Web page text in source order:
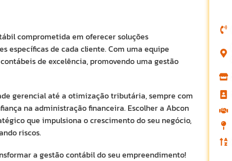
comprometida em oferecer soluções
específicas de cada cliente. Com uma equipe
de excelência, promovendo uma gestão
gerencial até a otimização tributária, sempre com
na administração financeira. Escolher a Abcon
que impulsiona o crescimento do seu negócio,
riscos.
a gestão contábil do seu empreendimento!